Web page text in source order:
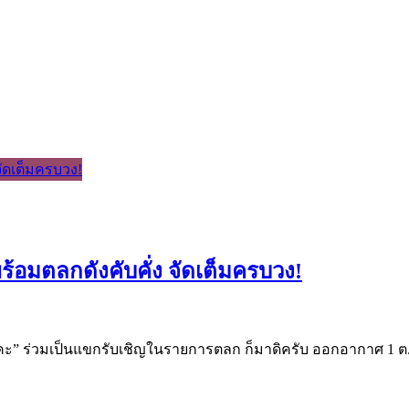
อมตลกดังคับคั่ง จัดเต็มครบวง!
ร่วมเป็นแขกรับเชิญในรายการตลก ก็มาดิครับ ออกอากาศ 1 ต.